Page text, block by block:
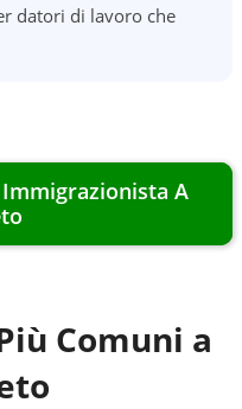
datori di lavoro che
A
Comuni a